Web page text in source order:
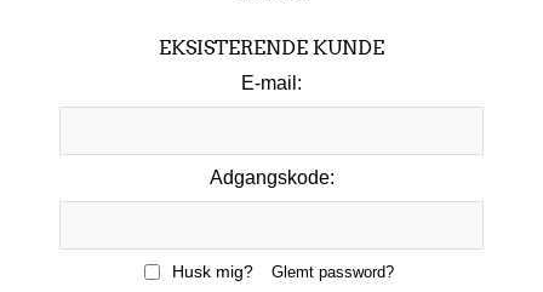
EKSISTERENDE KUNDE
E-mail:
Adgangskode:
Husk mig? Glemt password?